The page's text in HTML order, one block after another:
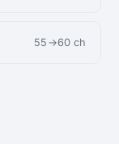
55→60 ch